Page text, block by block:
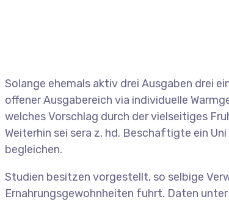
Solange ehemals aktiv drei Ausgaben drei
offener Ausgabereich via individuelle
welches Vorschlag durch der vielseitiges
Weiterhin sei sera z. hd. Beschaftigte ein
begleichen.
Studien besitzen vorgestellt, so selbige
Ernahrungsgewohnheiten fuhrt. Daten